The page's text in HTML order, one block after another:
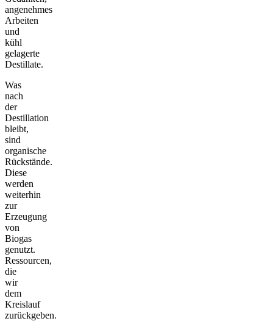
angenehmes
Arbeiten
und
kühl
gelagerte
Destillate.
Was
nach
der
Destillation
bleibt,
sind
organische
Rückstände.
Diese
werden
weiterhin
zur
Erzeugung
von
Biogas
genutzt.
Ressourcen,
die
wir
dem
Kreislauf
zurückgeben.